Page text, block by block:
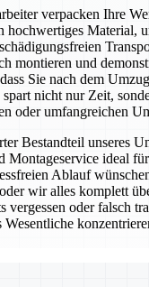
verpacken Ihre
hochwertiges Material,
montieren und
Sie nach dem
nicht nur Zeit,
oder umfangreichen
Bestandteil unseres
Montageservice ideal
Ablauf
wir alles komplett
vergessen oder falsch
Wesentliche